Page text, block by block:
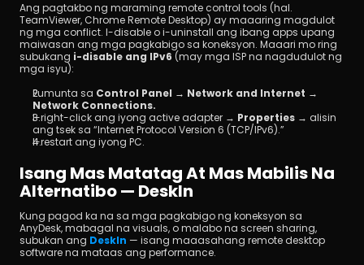
Ang pagtakbo ng maraming remote control tools (hal.
TeamViewer, Chrome Remote Desktop) ay maaaring magdulot
ng mga conflict. I-disable o i-uninstall ang ibang apps upang
maiwasan ang mga pagkabigo sa koneksyon. Maaari mo ring
subukang i-disable ang IPv6 (may mga ISP na nagdudulot ng
mga isyu):
Pumunta sa Control Panel → Network and Internet →
Network Connections.
I-right-click ang iyong active adapter → Properties → alisin
ang tsek sa “Internet Protocol Version 6 (TCP/IPv6).”
I-restart ang iyong PC.
Isang Mas Matatag At Mas Mabilis Na
Alternatibo — DeskIn
Kung pagod ka na sa mga pagkabigo ng koneksyon sa
AnyDesk, mabagal na visuals, o malabo na screen sharing,
subukan ang DeskIn — isang maaasahang remote desktop
software na mataas ang performance.